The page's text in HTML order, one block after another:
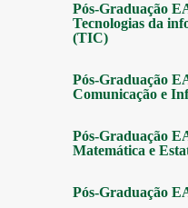
Pós-Graduação
Tecnologias da
(TIC)
Pós-Graduação
Comunicação e
Pós-Graduação
Matemática e
Pós-Graduação